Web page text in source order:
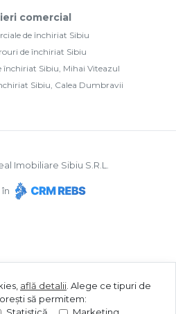
comercial
de închiriat Sibiu
de închiriat Sibiu
închiriat Sibiu, Mihai Viteazul
Sibiu, Calea Dumbravii
Imobiliare Sibiu S.R.L.
află detalii Alege ce tipuri de
să permitem: